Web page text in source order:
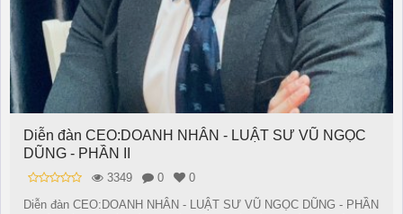
Diễn đàn CEO:DOANH NHÂN - LUẬT SƯ VŨ NGỌC
DŨNG - PHẦN II
3349 0
0
Diễn đàn CEO:DOANH NHÂN - LUẬT SƯ VŨ NGỌC DŨNG - PHẦN